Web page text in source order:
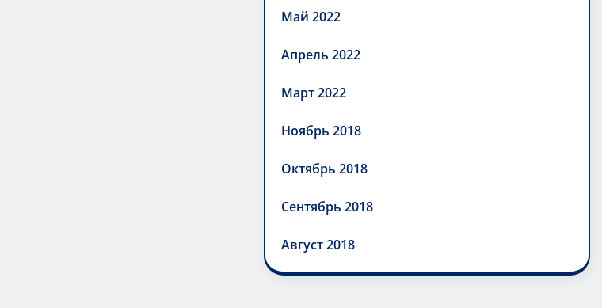
Май 2022
Апрель 2022
Март 2022
Ноябрь 2018
Октябрь 2018
Сентябрь 2018
Август 2018